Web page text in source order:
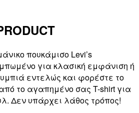
πουκάμισο Levi’s
για κλασική εμφάνιση ή
εντελώς και φορέστε το
το αγαπημένο σας T-shirt για
Δεν υπάρχει λάθος τρόπος!